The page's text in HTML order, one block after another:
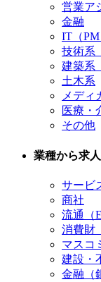
営業ア
金融
IT（PM
技術系
建築系
土木系
メディ
医療・
その他
業種から求
サービ
商社
流通（
消費財
マスコ
建設・
金融（